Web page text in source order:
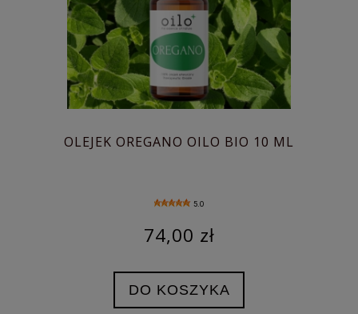
OLEJEK OREGANO OILO BIO 10 ML
5.0
74,00 zł
DO KOSZYKA